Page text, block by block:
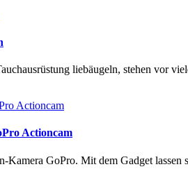
liebäugeln, stehen vor
Actioncam
GoPro. Mit dem Gadget